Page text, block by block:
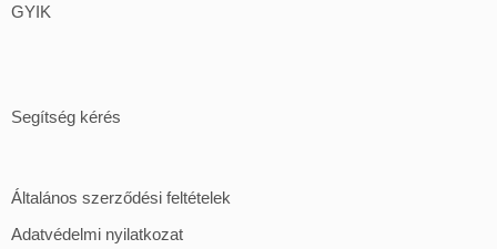
GYIK
Segítség kérés
Általános szerződési feltételek
Adatvédelmi nyilatkozat